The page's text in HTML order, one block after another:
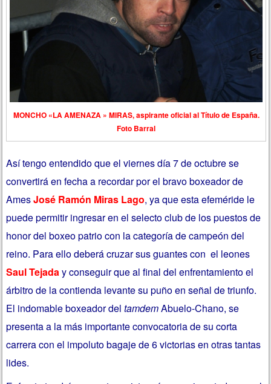
MONCHO «LA AMENAZA » MIRAS, aspirante oficial al Título de España.
Foto Barral
Así tengo entendido que el viernes día 7 de octubre se
convertirá en fecha a recordar por el bravo boxeador de
AmesJosé Ramón Miras Lago, ya que esta efeméride le
puede permitir ingresar en el selecto club de los puestos de
honor del boxeo patrio con la categoría de campeón del
reino. Para ello deberá cruzar sus guantes con el leones
Saul Tejaday conseguir que al final del enfrentamiento el
árbitro de la contienda levante su puño en señal de triunfo.
El indomable boxeador deltamdemAbuelo-Chano, se
presenta a la más importante convocatoria de su corta
carrera con el impoluto bagaje de 6 victorias en otras tantas
lides.